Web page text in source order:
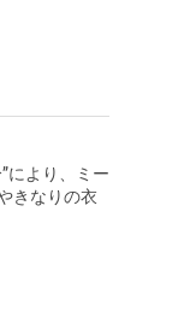
により、ミー
きなりの衣